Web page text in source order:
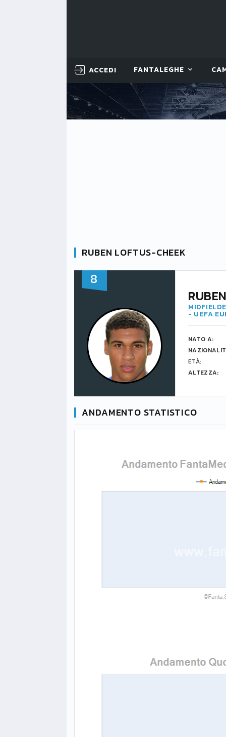
ACCEDI FANTALEGHE
RUBEN LOFTUS-CHEEK
8
- UEFA
NATO A:
ETÀ:
ALTEZZA:
ANDAMENTO STATISTICO